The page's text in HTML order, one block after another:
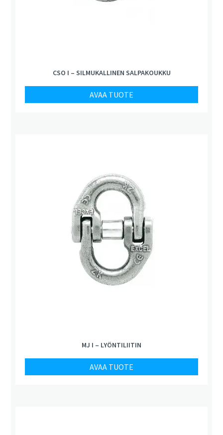
CSO I – SILMUKALLINEN SALPAKOUKKU
AVAA TUOTE
MJ I – LYÖNTILIITIN
AVAA TUOTE